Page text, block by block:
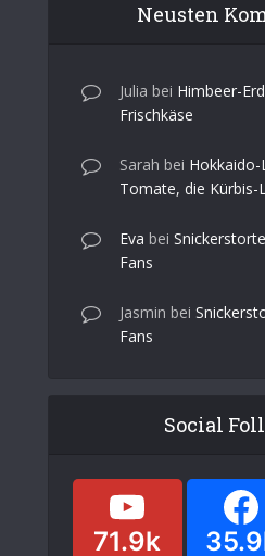
Neusten
Julia bei Himbeer-
Frischkäse
Sarah bei
Tomate, die Kürbis-
Eva bei
Fans
Jasmin bei
Fans
Social
71.9k